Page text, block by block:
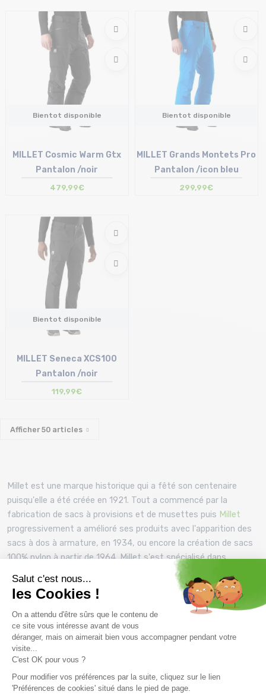
Bientot disponible
MILLET Cosmic Warm Gtx
Pantalon /noir
479,99€
Bientot disponible
MILLET Grands Montets Pro
Pantalon /icon bleu
299,99€
Bientot disponible
MILLET Seneca XCS100
Pantalon /noir
119,99€
Afficher50 articles
Millet est une marque historique qui a fêté son centenaire
puisqu'elle a été créée en 1921. Tout a commencé par la
fabrication de sacs à provisions et de musettes puis Millet
progressivement a amélioré ses produits avec l'apparition des
sacs à dos à armature, en 1934, ou encore la création de sacs
100% nylon à partir de 1964. Millet s'est spécialisé dans
l'alpinisme au fur et à mesure des années pour devenir une
marque de confiance auprès des clients et de qualité auprès
des vendeurs.
Cette marque souhaite s'engager sur 5 notions, tout d'abord
fabriquer les meilleurs produits, les plus durables et les moins
impactants sur l’environnement et les Hommes. Ensuite avoir
une notion de ressources renouvelables, c'est à dire devenir
économe à propos de l'utilisation des ressources pour réduire
l'impact sur le climat. Il y a également la prise en compte de